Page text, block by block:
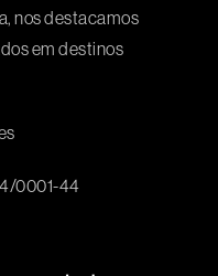
nos destacamos
em destinos
0001-44